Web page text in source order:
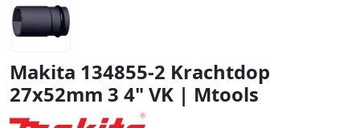
Makita 134855-2 Krachtdop
27x52mm 3 4" VK | Mtools